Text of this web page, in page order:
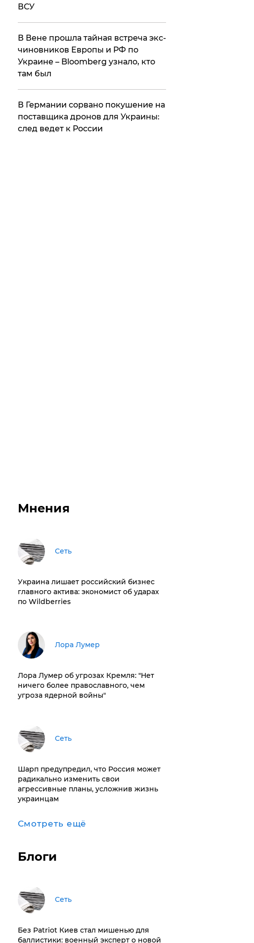
ВСУ
В Вене прошла тайная встреча экс-
чиновников Европы и РФ по
Украине – Bloomberg узнало, кто
там был
​В Германии сорвано покушение на
поставщика дронов для Украины:
след ведет к России
Мнения
Сеть
​Украина лишает российский бизнес
главного актива: экономист об ударах
по Wildberries
​Лора Лумер
Лора Лумер об угрозах Кремля: "Нет
ничего более православного, чем
угроза ядерной войны"
Сеть
Шарп предупредил, что Россия может
радикально изменить свои
агрессивные планы, усложнив жизнь
украинцам
Смотреть ещё
Блоги
Сеть
​Без Patriot Киев стал мишенью для
баллистики: военный эксперт о новой